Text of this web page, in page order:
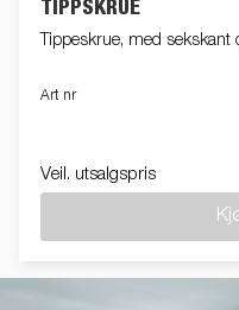
TIPPSKRUE
Tippeskrue, med
Art nr
Veil. utsalgspris